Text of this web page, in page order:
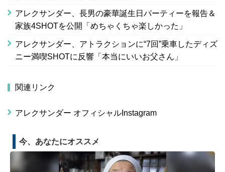
アレクサンダー、長男の豪華誕生日パーティーを報告＆
家族4SHOTを公開「めちゃくちゃ楽しかった」
アレクサンダー、アトラクションに“7回”乗車したディズ
ニー満喫SHOTに反響「本当にいいお父さん」
関連リンク
アレクサンダー オフィシャルInstagram
今、あなたにオススメ